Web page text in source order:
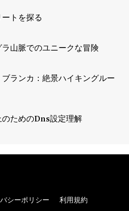
トを探る
山脈でのユニークな冒険
ランカ：絶景ハイキングルー
ためのDns設定理解
シーポリシー
利用規約